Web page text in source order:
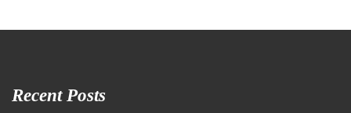
Recent Posts